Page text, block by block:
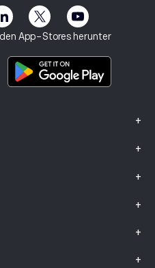
den App-Stores herunter
+
+
+
+
+
+